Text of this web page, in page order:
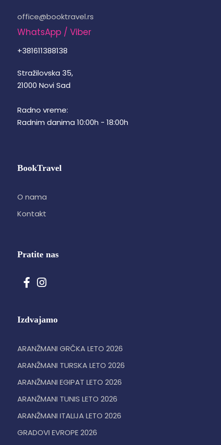
office@booktravel.rs
WhatsApp / Viber
+381611388138
Stražilovska 35,
21000 Novi Sad
Radno vreme:
Radnim danima 10:00h - 18:00h
BookTravel
O nama
Kontakt
Pratite nas
Izdvajamo
ARANŽMANI GRČKA LETO 2026
ARANŽMANI TURSKA LETO 2026
ARANŽMANI EGIPAT LETO 2026
ARANŽMANI TUNIS LETO 2026
ARANŽMANI ITALIJA LETO 2026
GRADOVI EVROPE 2026